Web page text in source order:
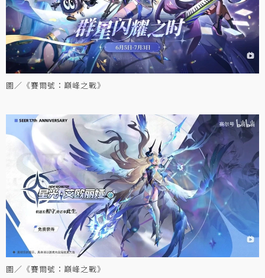
圖／《賽爾號：巔峰之戰》
圖／《賽爾號：巔峰之戰》